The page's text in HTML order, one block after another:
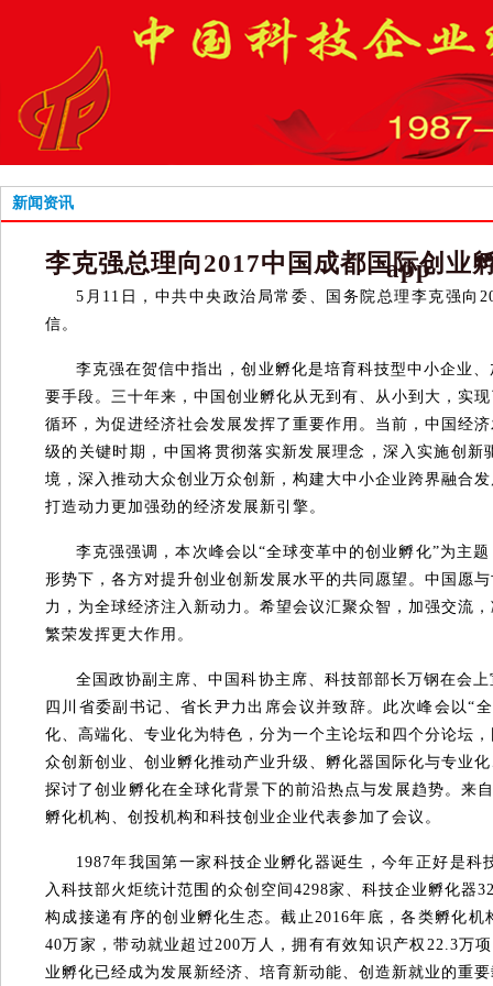
新闻资讯
李克强总理向2017中国成都国际创业
app
5月11日，中共中央政治局常委、国务院总理李克强向
信。
李克强在贺信中指出，创业孵化是培育科技型中小企业
要手段。三十年来，中国创业孵化从无到有、从小到大，实
循环，为促进经济社会发展发挥了重要作用。当前，中国经
级的关键时期，中国将贯彻落实新发展理念，深入实施创
境，深入推动大众创业万众创新，构建大中小企业跨界融合
打造动力更加强劲的经济发展新引擎。
李克强强调，本次峰会以“全球变革中的创业孵化”为主
形势下，各方对提升创业创新发展水平的共同愿望。中国愿
力，为全球经济注入新动力。希望会议汇聚众智，加强交流
繁荣发挥更大作用。
全国政协副主席、中国科协主席、科技部部长万钢在会
四川省委副书记、省长尹力出席会议并致辞。此次峰会以“
化、高端化、专业化为特色，分为一个主论坛和四个分论坛
众创新创业、创业孵化推动产业升级、孵化器国际化与专业
探讨了创业孵化在全球化背景下的前沿热点与发展趋势。来
孵化机构、创投机构和科技创业企业代表参加了会议。
1987年我国第一家科技企业孵化器诞生，今年正好是
入科技部火炬统计范围的众创空间4298家、科技企业孵化器
构成接递有序的创业孵化生态。截止2016年底，各类孵化
40万家，带动就业超过200万人，拥有有效知识产权22.3万
业孵化已经成为发展新经济、培育新动能、创造新就业的重